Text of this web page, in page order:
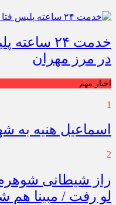
خدمت ۲۴
در مرز مهران
اخبار مهم
1
اسماعیل هنیه به
2
راز شیطانی
لو رفت / مبینا